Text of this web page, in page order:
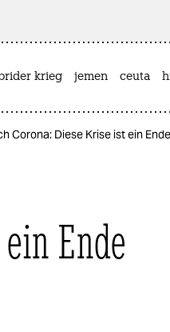
krieg jemen ceuta
Corona: Diese Krise ist ein Ende
Ende